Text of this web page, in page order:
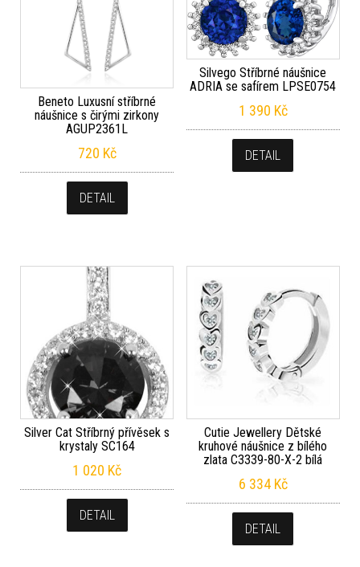
Beneto Luxusní stříbrné
náušnice s čirými zirkony
AGUP2361L
720 Kč
DETAIL
Silvego Stříbrné náušnice
ADRIA se safírem LPSE0754
1 390 Kč
DETAIL
Silver Cat Stříbrný přívěsek s
krystaly SC164
1 020 Kč
DETAIL
Cutie Jewellery Dětské
kruhové náušnice z bílého
zlata C3339-80-X-2 bílá
6 334 Kč
DETAIL